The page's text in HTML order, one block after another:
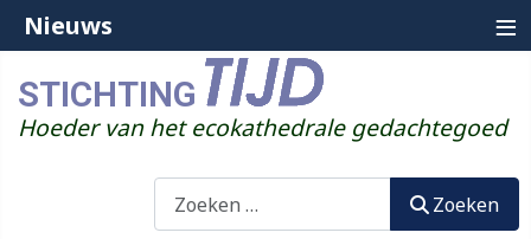
STICHTING
Hoeder van het ecokathedrale gedachtegoed
Zoeken
Nieuws ≡